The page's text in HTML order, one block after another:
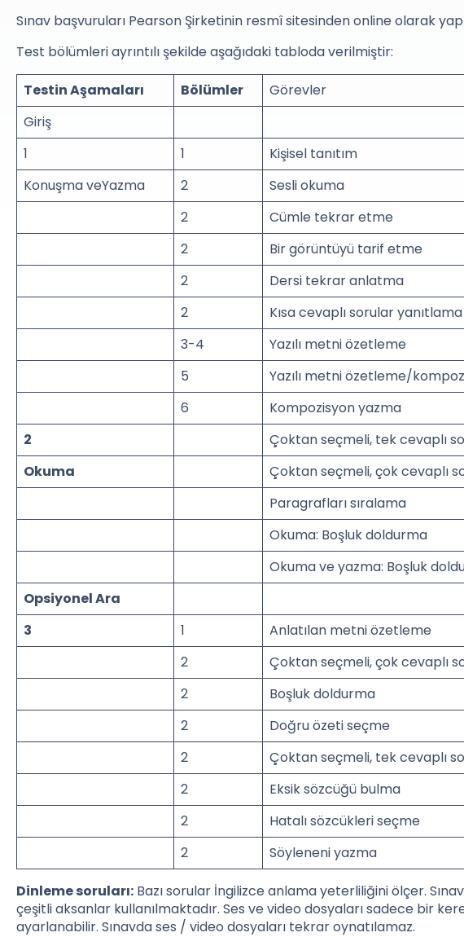
Sınav başvuruları Pearson Şirketinin resmî sitesinden online olarak
Test bölümleri ayrıntılı şekilde aşağıdaki tabloda verilmiştir:
Testin Aşamaları Bölümler Görevler
Giriş
1
1 Kişisel tanıtım
Konuşma veYazma
2 Sesli okuma
2
Cümle tekrar etme
2
Bir görüntüyü tarif etme
2
Dersi tekrar anlatma
2
Kısa cevaplı sorular yanıtlama
3-4
Yazılı metni özetleme
5
Yazılı metni özetleme/
6
Kompozisyon yazma
2
Çoktan seçmeli, tek cevaplı
Okuma
Çoktan seçmeli, çok cevaplı
Paragrafları sıralama
Okuma: Boşluk doldurma
Okuma ve yazma: Boşluk
Opsiyonel Ara
3
1 Anlatılan metni özetleme
2
Çoktan seçmeli, çok cevaplı
2
Boşluk doldurma
2
Doğru özeti seçme
2
Çoktan seçmeli, tek cevaplı
2
Eksik sözcüğü bulma
2
Hatalı sözcükleri seçme
2
Söyleneni yazma
Dinleme soruları: Bazı sorular İngilizce anlama yeterliliğini ölçer.
çeşitli aksanlar kullanılmaktadır. Ses ve video dosyaları sadece bir
ayarlanabilir. Sınavda ses / video dosyaları tekrar oynatılamaz.